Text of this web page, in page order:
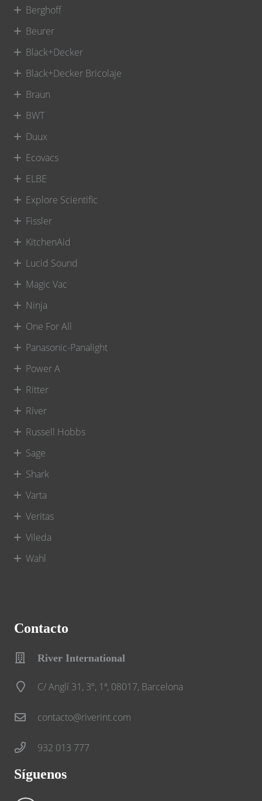
Berghoff
Beurer
Black+Decker
Black+Decker Bricolaje
Braun
BWT
Duux
Ecovacs
ELBE
Explore Scientific
Fissler
KitchenAid
Lucid Sound
Magic Vac
Ninja
One For All
Panasonic-Panalight
Power A
Ritter
River
Russell Hobbs
Sage
Shark
Varta
Veritas
Vileda
Wahl
Contacto
River International
C/ Anglí 31, 3º, 1ª, 08017, Barcelona
contacto@riverint.com
932 013 777
Síguenos